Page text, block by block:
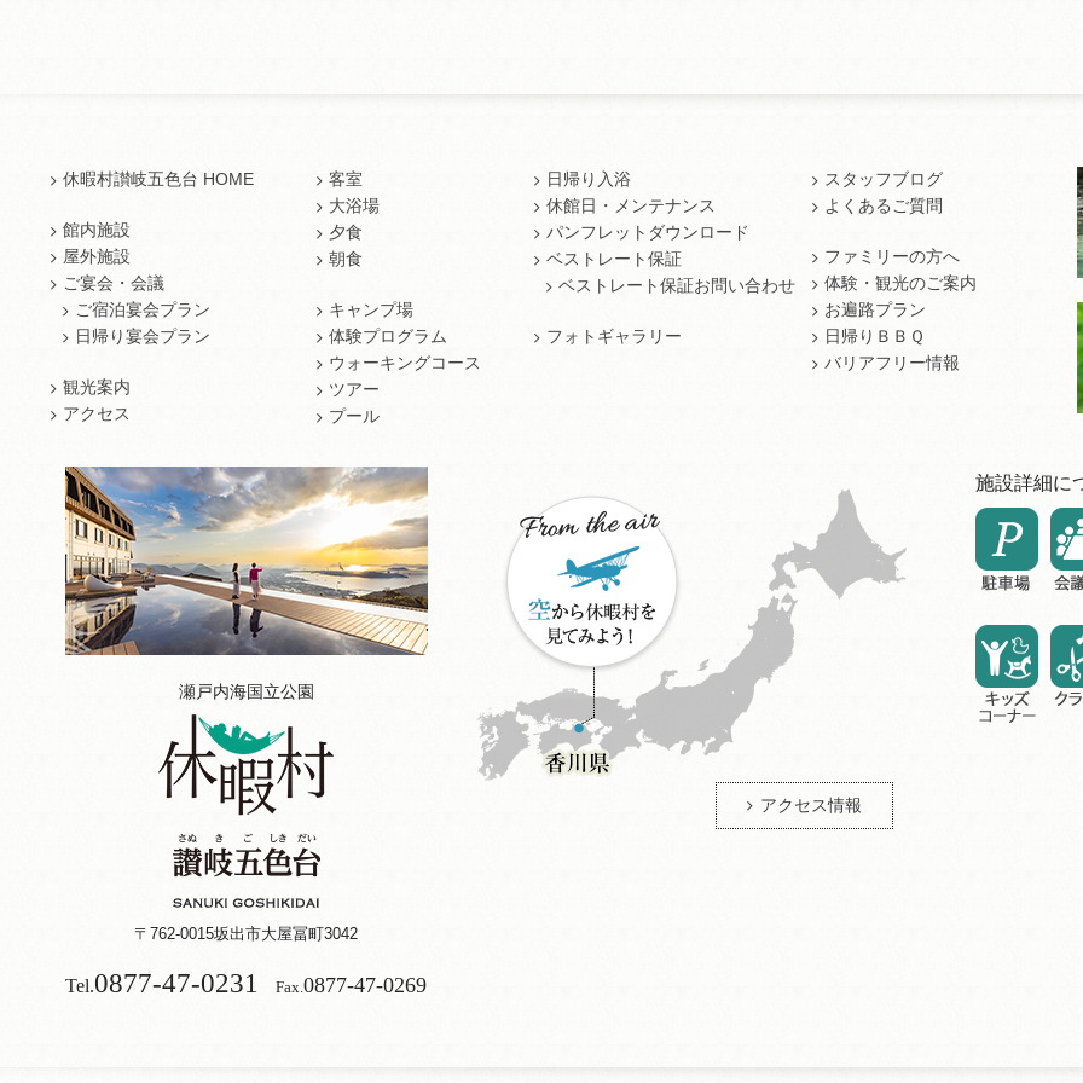
休暇村讃岐五色台 HOME
館内施設
屋外施設
ご宴会・会議
ご宿泊宴会プラン
日帰り宴会プラン
観光案内
アクセス
客室
大浴場
夕食
朝食
キャンプ場
体験プログラム
ウォーキングコース
ツアー
プール
日帰り入浴
休館日・メンテナンス
パンフレットダウンロード
ベストレート保証
ベストレート保証お問い合わせ
フォトギャラリー
スタッフブログ
よくあるご質問
ファミリーの方へ
体験・観光のご案内
お遍路プラン
日帰りＢＢＱ
バリアフリー情報
瀬戸内海国立公園
〒762-0015坂出市大屋冨町3042
Tel.0877-47-0231 Fax. 0877-47-0269
アクセス情報
施設詳細に